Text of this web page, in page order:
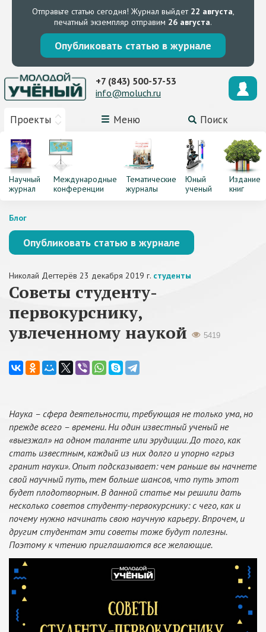
Отправьте статью сегодня! Журнал выйдет 22 августа,
печатный экземпляр отправим 26 августа.
Опубликовать статью в журнале
Проекты Меню Поиск
+7 (843) 500-57-53
info@moluch.ru
Научный
журнал
Международные
конференции
Тематические
журналы
Юный
ученый
Издание
книг
Блог
Опубликовать статью в журнале
Николай Дегтерёв 23 декабря 2019 г. студенты
Советы студенту-
первокурснику,
увлеченному наукой
5419
Наука – сфера деятельности, требующая не только ума, но
прежде всего – времени. Ни один известный ученый не
«выезжал» на одном таланте или эрудиции. До того, как
стать известным, каждый из них долго и упорно «грыз
гранит науки». Опыт подсказывает: чем раньше вы начнете
свой научный путь, тем больше шансов, что путь этот
будет плодотворным. В данной статье мы решили дать
несколько советов студенту-первокурснику: с чего, как и
почему нужно начинать свою научную карьеру. Впрочем, и
другим студентам эти советы тоже будут полезны.
Поэтому к чтению приглашаются все желающие.